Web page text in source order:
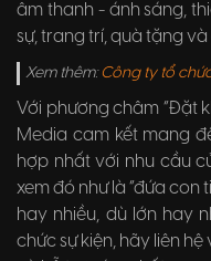
âm thanh - ánh sáng,
sự, trang trí, quà tặng
Xem thêm: Công ty tổ
Với phương châm “Đặt
Media cam kết mang
hợp nhất với nhu cầu
xem đó như là “đứa con
hay nhiều, dù lớn hay
chức sự kiện, hãy liên